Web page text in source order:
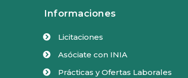
Informaciones
 Licitaciones
 Asóciate con INIA
 Prácticas y Ofertas Laborales